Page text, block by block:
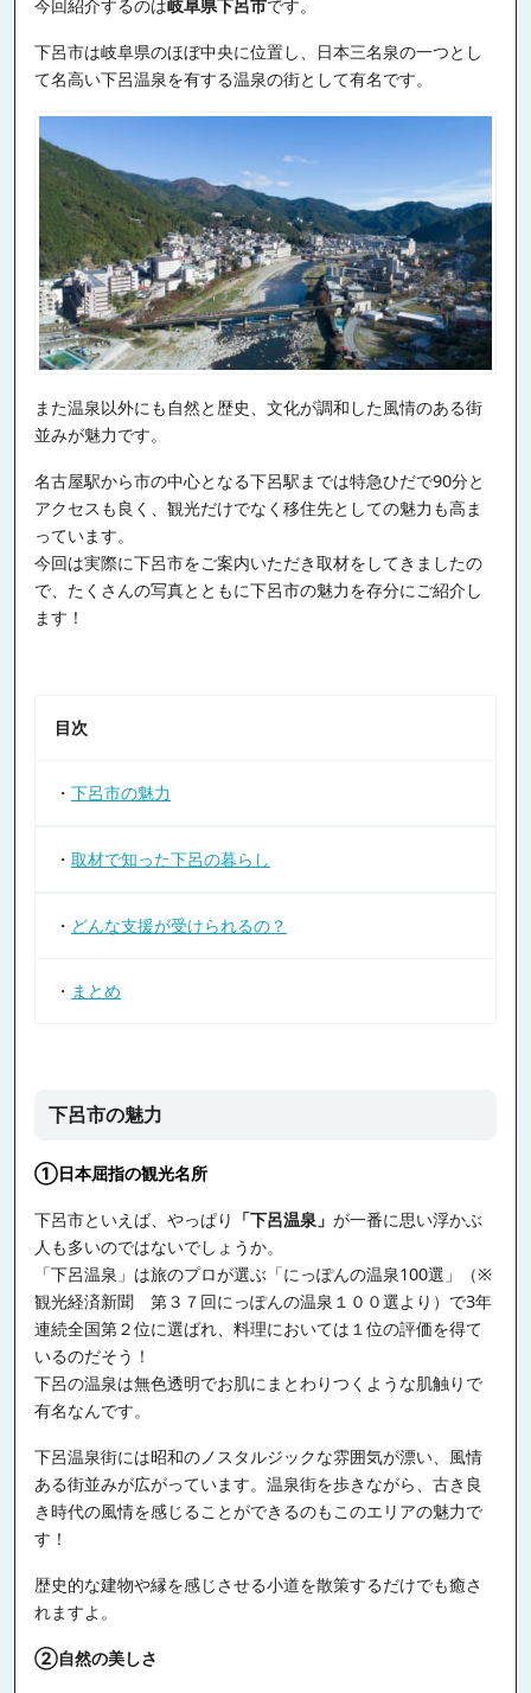
今回紹介するのは岐阜県下呂市です。
下呂市は岐阜県のほぼ中央に位置し、日本三名泉の一つとし
て名高い下呂温泉を有する温泉の街として有名です。
また温泉以外にも自然と歴史、文化が調和した風情のある街
並みが魅力です。
名古屋駅から市の中心となる下呂駅までは特急ひだで90分と
アクセスも良く、観光だけでなく移住先としての魅力も高ま
っています。
今回は実際に下呂市をご案内いただき取材をしてきましたの
で、たくさんの写真とともに下呂市の魅力を存分にご紹介し
ます！
目次
・ 下呂市の魅力
・ 取材で知った下呂の暮らし
・ どんな支援が受けられるの？
・ まとめ
下呂市の魅力
①日本屈指の観光名所
下呂市といえば、やっぱり 「下呂温泉」 が一番に思い浮かぶ
人も多いのではないでしょうか。
「下呂温泉」は旅のプロが選ぶ「にっぽんの温泉100選」（※
観光経済新聞 第３７回にっぽんの温泉１００選より）で3年
連続全国第２位に選ばれ、料理においては１位の評価を得て
いるのだそう！
下呂の温泉は無色透明でお肌にまとわりつくような肌触りで
有名なんです。
下呂温泉街には昭和のノスタルジックな雰囲気が漂い、風情
ある街並みが広がっています。温泉街を歩きながら、古き良
き時代の風情を感じることができるのもこのエリアの魅力で
す！
歴史的な建物や縁を感じさせる小道を散策するだけでも癒さ
れますよ。
②自然の美しさ